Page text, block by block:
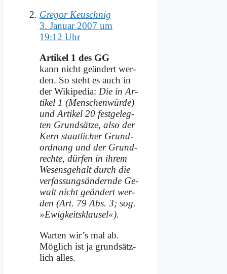
Gregor Keuschnig
3. Januar 2007 um
19:12 Uhr
Ar­ti­kel 1 des GG
kann nicht ge­än­dert wer­
den. So steht es auch in
der Wi­ki­pe­dia: Die in Ar­
ti­kel 1 (Men­schen­wür­de)
und Ar­ti­kel 20 fest­ge­leg­
ten Grund­sät­ze, al­so der
Kern staat­li­cher Grund­
ord­nung und der Grund­
rech­te, dür­fen in ih­rem
We­sens­ge­halt durch die
ver­fas­sungs­än­dern­de Ge­
walt nicht ge­än­dert wer­
den (Art. 79 Abs. 3; sog.
»Ewig­keits­klau­sel«).
War­ten wir’s mal ab.
Mög­lich ist ja grund­sätz­
lich al­les.